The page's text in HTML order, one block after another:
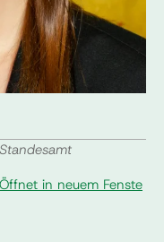
in neuem Fenste